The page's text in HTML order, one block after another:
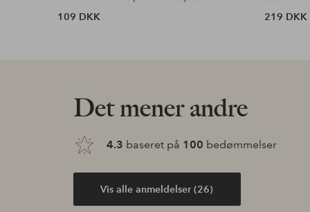
109 DKK
219 DKK
Det mener andre
4.3 baseret på 100 bedømmelser
Vis alle anmeldelser (26)